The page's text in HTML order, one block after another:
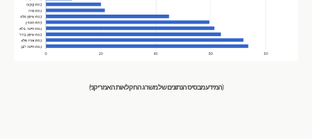
(המידע מבסיס הנתונים של משרג החקלאות האמריקני)